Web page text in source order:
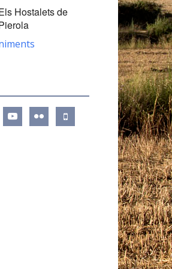
Hostalets de
youtube flickr mobile